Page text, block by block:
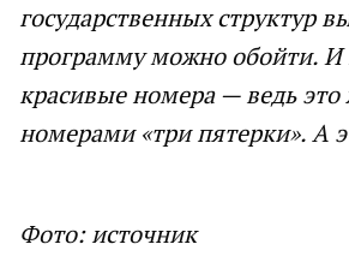
государственных структур
программу можно обойти. И
красивые номера — ведь это
номерами «три пятерки». А
Фото: источник